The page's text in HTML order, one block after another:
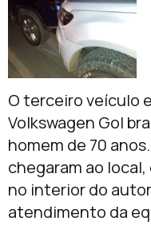
O terceiro veículo
Volkswagen Gol
homem de 70
chegaram ao
no interior do
atendimento da